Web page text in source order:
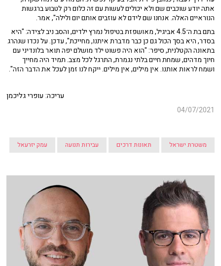
אתה יודע שוכבים שם ולא יכולים לעשות עם זה כלום רק לטבוע ברגשות
הנוראיים האלה. אנחנו שם לידם לא עוזבים אותם יום ולילה", אמר.
בתם בת ה־4.5 אביגיל, מאושפזת בטיפול נמרץ ילדים, והסב ניב לצידה: "היא
בסדר, היא בסך הכול גם כן כבר מדברת איתנו, מחייכת", עדכן. על נכדו שנהרג
בתאונה הקטלנית, סיפר: "הוא היה פשוט ילד מושלם יפה תואר בלונדיני עם
חיוך מדהים, שמחת חיים בלתי נגמרת, התרגל לכל מצב. תמיד היה מחייך
ושמח לראות אותנו. אין מילים, אין מילים. ייקח לנו זמן לעכל את הדבר הזה".
עריכה: עופרי גליכמן
04/07/2021
משטרת ישראל תאונות דרכים עבירות תנועה עמק יזרעאל